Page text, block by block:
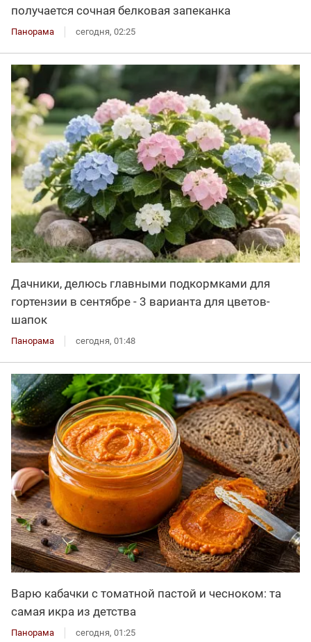
получается сочная белковая запеканка
Панорама сегодня, 02:25
Дачники, делюсь главными подкормками для
гортензии в сентябре - 3 варианта для цветов-
шапок
Панорама сегодня, 01:48
Варю кабачки с томатной пастой и чесноком: та
самая икра из детства
Панорама сегодня, 01:25